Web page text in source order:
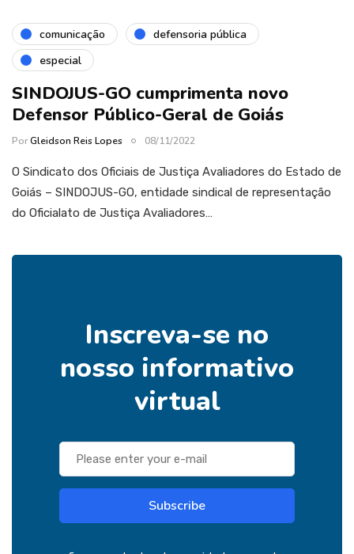
comunicação
defensoria pública
especial
SINDOJUS-GO cumprimenta novo
Defensor Público-Geral de Goiás
PorGleidson Reis Lopes 08/11/2022
O Sindicato dos Oficiais de Justiça Avaliadores do Estado de
Goiás – SINDOJUS-GO, entidade sindical de representação
do Oficialato de Justiça Avaliadores…
Inscreva-se no
nosso informativo
virtual
Subscribe